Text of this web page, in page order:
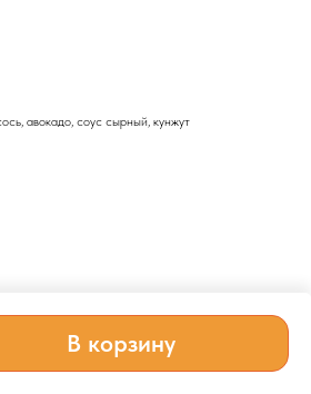
В корзину
авокадо, соус сырный, кунжут